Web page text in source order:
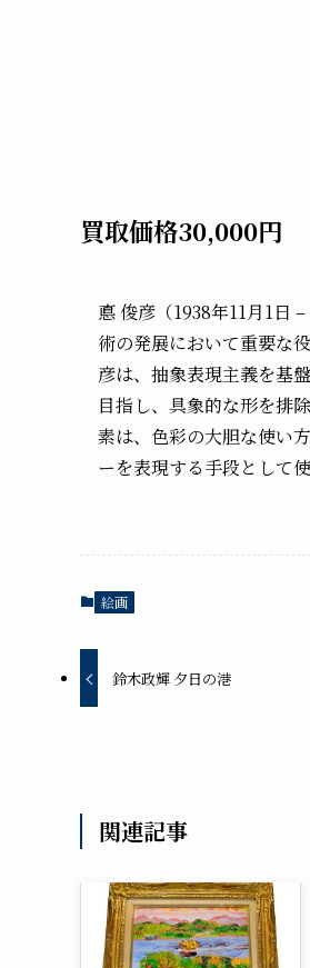
買取価格30,000円
悳 俊彦（1938年11月1日
術の発展において重要な
彦は、抽象表現主義を基
目指し、具象的な形を排
素は、色彩の大胆な使い
ーを表現する手段として使
絵画
鈴木政輝 夕日の港
関連記事